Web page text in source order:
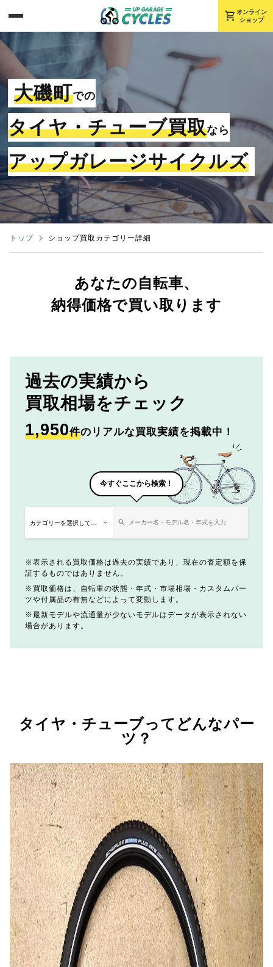
shopping_cart オンライン
ショップ
大磯町での
タイヤ・チューブ買取なら
アップガレージサイクルズ
トップ ショップ買取カテゴリー詳細
あなたの自転車、
納得価格で買い取ります
過去の実績から
買取相場をチェック
1,950件のリアルな買取実績を掲載中！
今すぐここから検索！
表示される買取価格は過去の実績であり、現在の査定額を保
証するものではありません。
買取価格は、自転車の状態・年式・市場相場・カスタムパー
ツや付属品の有無などによって変動します。
最新モデルや流通量が少ないモデルはデータが表示されない
場合があります。
タイヤ・チューブってどんなパー
ツ？